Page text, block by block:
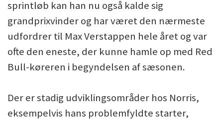
sprintløb kan han nu også kalde sig
grandprixvinder og har været den nærmeste
udfordrer til Max Verstappen hele året og var
ofte den eneste, der kunne hamle op med Red
Bull-køreren i begyndelsen af sæsonen.
Der er stadig udviklingsområder hos Norris,
eksempelvis hans problemfyldte starter,